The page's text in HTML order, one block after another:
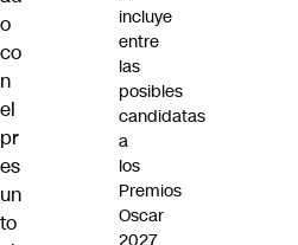
o
co
n
el
pr
es
un
to
incluye
entre
las
posibles
candidatas
a
los
Premios
Oscar
2027